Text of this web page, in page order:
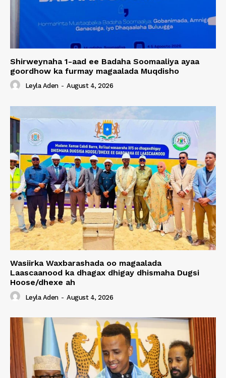
Shirweynaha 1-aad ee Badaha Soomaaliya ayaa
goordhow ka furmay magaalada Muqdisho
Leyla Aden - August 4, 2026
Wasiirka Waxbarashada oo magaalada
Laascaanood ka dhagax dhigay dhismaha Dugsi
Hoose/dhexe ah
Leyla Aden - August 4, 2026